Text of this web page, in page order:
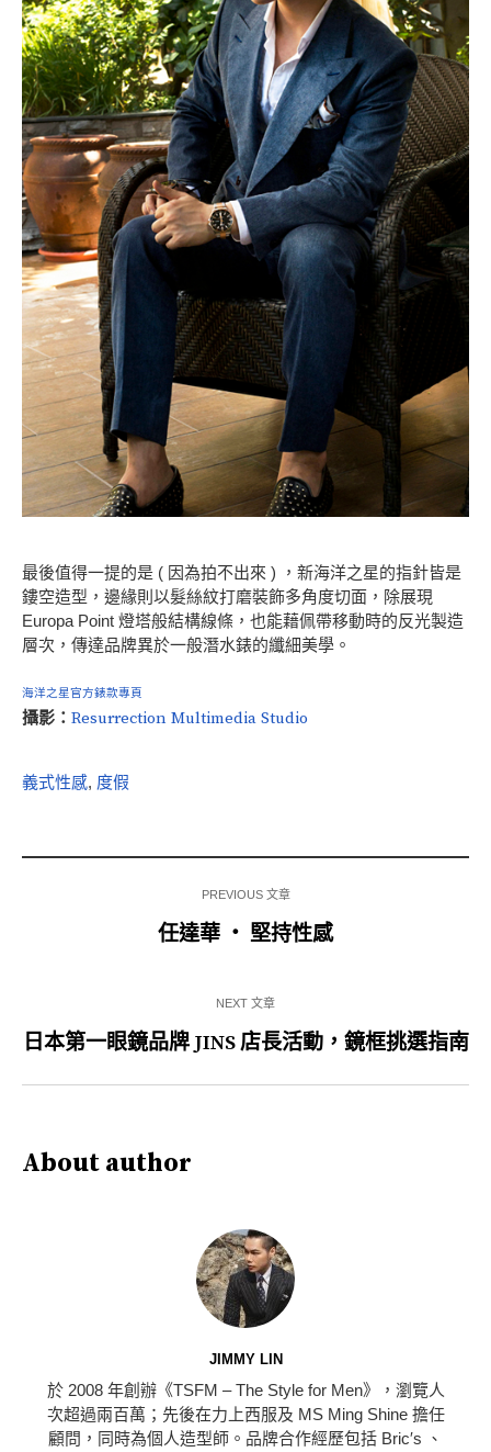
最後值得一提的是 ( 因為拍不出來 ) ，新海洋之星的指針皆是
鏤空造型，邊緣則以髮絲紋打磨裝飾多角度切面，除展現
Europa Point 燈塔般結構線條，也能藉佩帶移動時的反光製造
層次，傳達品牌異於一般潛水錶的纖細美學。
海洋之星官方錶款專頁
攝影： Resurrection Multimedia Studio
義式性感, 度假
PREVIOUS 文章
任達華 ‧ 堅持性感
NEXT 文章
日本第一眼鏡品牌 JINS 店長活動，鏡框挑選指南
About author
JIMMY LIN
於 2008 年創辦《TSFM – The Style for Men》，瀏覽人
次超過兩百萬；先後在力上西服及 MS Ming Shine 擔任
顧問，同時為個人造型師。品牌合作經歷包括 Bric′s 、